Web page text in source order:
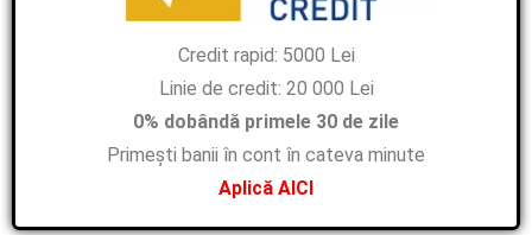
Credit rapid: 5000 Lei
Linie de credit: 20 000 Lei
0% dobândă primele 30 de zile
Primești banii în cont în cateva minute
Aplică AICI